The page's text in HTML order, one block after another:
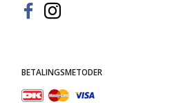
BETALINGSMETODER